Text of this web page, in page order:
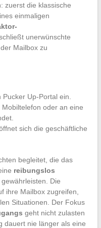
zuerst die klassische
einmaligen
unerwünschte
Mailbox zu
Up-Portal ein.
oder an eine
sich die geschäftliche
begleitet, die das
reibungslos
gewährleisten. Die
ihre Mailbox zugreifen,
Situationen. Der Fokus
geht nicht zulasten
dauert nie länger als eine